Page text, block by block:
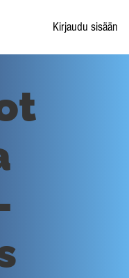
Kirjaudu sisään